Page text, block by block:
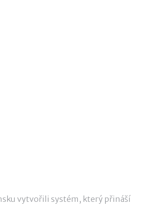
vytvořili systém, který přináší